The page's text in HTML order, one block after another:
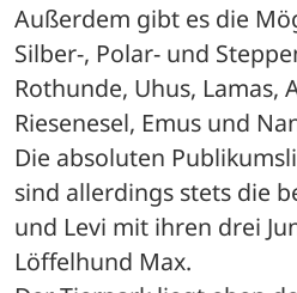
Außerdem gibt es die
Silber-, Polar- und
Rothunde, Uhus, Lamas,
Riesenesel, Emus und
Die absoluten
sind allerdings stets die
und Levi mit ihren drei
Löffelhund Max.